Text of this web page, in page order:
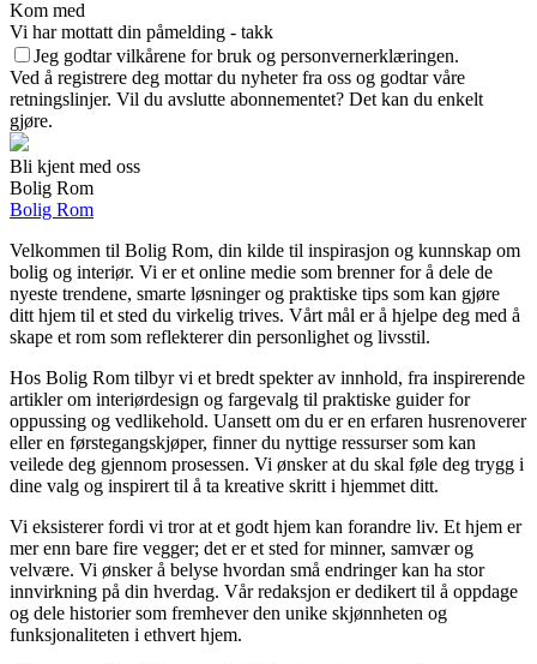
Kom med
Vi har mottatt din påmelding - takk
Jeg godtar vilkårene for bruk og personvernerklæringen.
Ved å registrere deg mottar du nyheter fra oss og godtar våre
retningslinjer. Vil du avslutte abonnementet? Det kan du enkelt
gjøre.
Bli kjent med oss
Bolig Rom
Bolig Rom
Velkommen til Bolig Rom, din kilde til inspirasjon og kunnskap om
bolig og interiør. Vi er et online medie som brenner for å dele de
nyeste trendene, smarte løsninger og praktiske tips som kan gjøre
ditt hjem til et sted du virkelig trives. Vårt mål er å hjelpe deg med å
skape et rom som reflekterer din personlighet og livsstil.
Hos Bolig Rom tilbyr vi et bredt spekter av innhold, fra inspirerende
artikler om interiørdesign og fargevalg til praktiske guider for
oppussing og vedlikehold. Uansett om du er en erfaren husrenoverer
eller en førstegangskjøper, finner du nyttige ressurser som kan
veilede deg gjennom prosessen. Vi ønsker at du skal føle deg trygg i
dine valg og inspirert til å ta kreative skritt i hjemmet ditt.
Vi eksisterer fordi vi tror at et godt hjem kan forandre liv. Et hjem er
mer enn bare fire vegger; det er et sted for minner, samvær og
velvære. Vi ønsker å belyse hvordan små endringer kan ha stor
innvirkning på din hverdag. Vår redaksjon er dedikert til å oppdage
og dele historier som fremhever den unike skjønnheten og
funksjonaliteten i ethvert hjem.